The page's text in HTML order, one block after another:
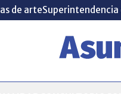
de arteSuperintendencia